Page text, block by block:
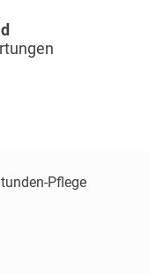
Pflege